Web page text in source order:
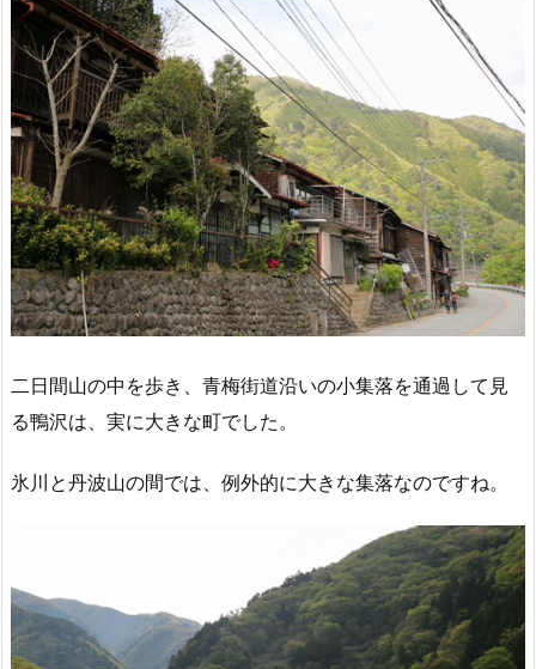
二日間山の中を歩き、青梅街道沿いの小集落を通過して見
る鴨沢は、実に大きな町でした。
氷川と丹波山の間では、例外的に大きな集落なのですね。